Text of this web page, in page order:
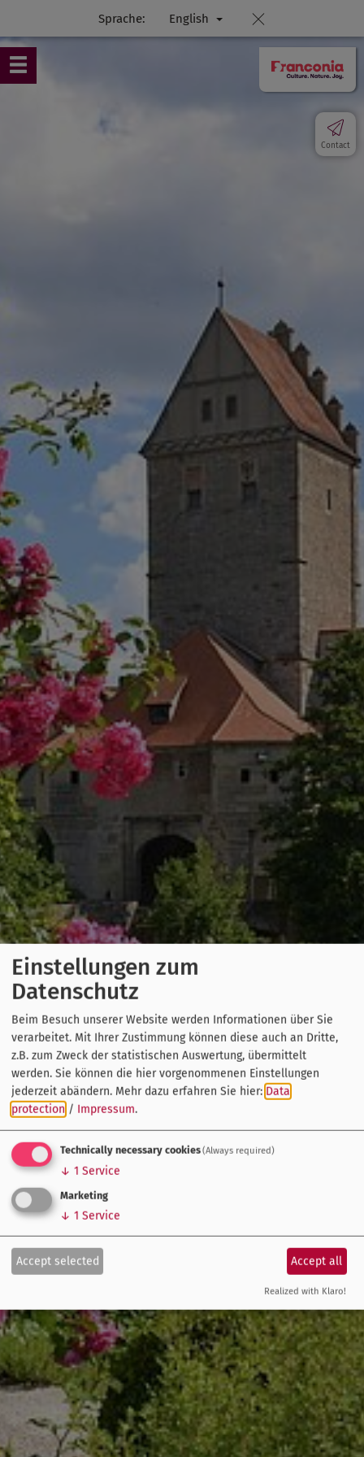
Sprache: English
Contact
Einstellungen zum
Datenschutz
Beim Besuch unserer Website werden Informationen über Sie
verarbeitet. Mit Ihrer Zustimmung können diese auch an Dritte,
z.B. zum Zweck der statistischen Auswertung, übermittelt
werden. Sie können die hier vorgenommenen Einstellungen
jederzeit abändern. Mehr dazu erfahren Sie hier: Data
protection / Impressum.
Technically necessary cookies(Always required)
↓ 1 Service
Marketing
↓ 1 Service
Accept selected Accept all
Realized with Klaro!